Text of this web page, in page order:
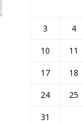
3
4
10
11
17
18
24
25
31